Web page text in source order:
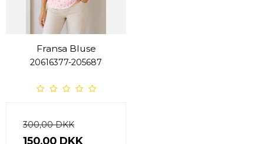
Fransa Bluse
20616377-205687
300,00 DKK
150,00 DKK